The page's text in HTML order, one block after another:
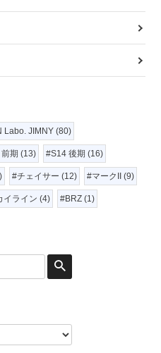
Labo. JIMNY (80)
期 (13) #S14 後期 (16)
#チェイサー (12) #マークII (9)
イライン (4) #BRZ (1)